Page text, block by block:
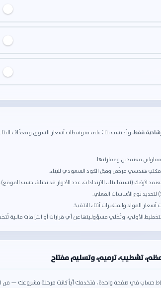
فقط، وتُحتسب بناءً على متوسطات أسعار السوق ومعدّلات
معتمدين ومقارنتها.
هندسي مرخّص وفق الكود السعودي للبناء.
لأرضك (نسبة البناء، الارتدادات، عدد الأدوار قد تختلف حسب الموقع).
الأولي، وتُخلي مسؤوليتها عن أي قرارات أو التزامات مالية تُتخذ
تشطيب، ترميم، وتسليم مفتاح
حساب في صفحة واحدة، فتخدمك أياً كانت مرحلة مشروعك — من